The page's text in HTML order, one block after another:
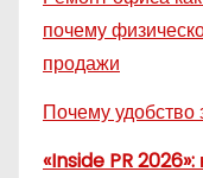
почему
продажи
Почему удобство
«Inside PR